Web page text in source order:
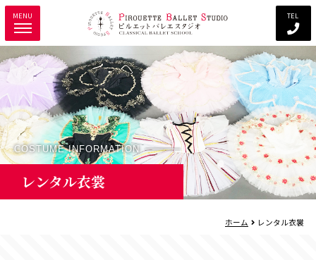
TEL
MENU
COSTUME INFORMATION
レンタル衣裳
ホーム レンタル衣裳